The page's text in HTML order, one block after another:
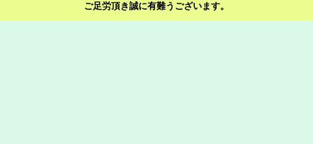
ご足労頂き誠に有難うございます。